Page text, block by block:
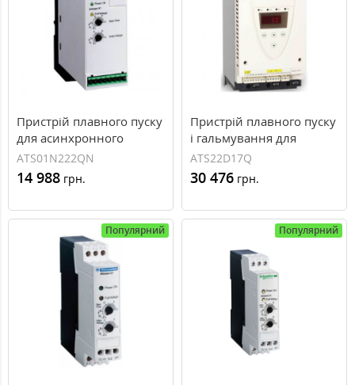
Пристрій плавного пуску
для асинхронного
двигуна 7,5/11 кВт
Schneider Electric Altistart
01
ATS01N222QN
14 988 грн.
Пристрій плавного пуску
і гальмування для
асинхронного двигуна
7,5 кВт Schneider Electric
Altistart 22 ATS22D17Q
ATS22D17Q
30 476 грн.
Популярний Популярний